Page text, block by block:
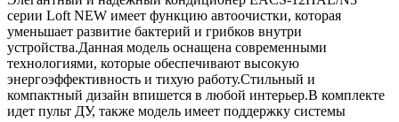
серии Loft NEW имеет функцию автоочистки, которая
уменьшает развитие бактерий и грибков внутри
устройства.Данная модель оснащена современными
технологиями, которые обеспечивают высокую
энергоэффективность и тихую работу.Стильный и
компактный дизайн впишется в любой интерьер.В комплекте
идет пульт ДУ, также модель имеет поддержку системы